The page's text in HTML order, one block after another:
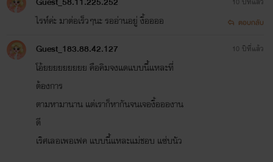
All I need is one kiss, get a taste of your bliss
Stir up the magic when you and I mix
From the bed to the floor, hotter than before
ไรท์ค่ะ มาต่อเร็วๆนะ รออ่านอยู่ งื้ออออ
ตอบกลับ
Guest_183.88.42.127
โอ้ยยยยยยยยย คือคิมจงแดแบบนี้แหละที่
ต้องการ
ตามหามานาน แต่เราก็หากันจนเจองื้ออองาน
ดี
เริศเลอเพอเฟค แบบนี้แหละแม่ชอบ แซ่บนัว
10 ปีที่แล้ว